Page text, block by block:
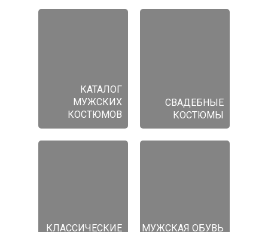
КАТАЛОГ
МУЖСКИХ
КОСТЮМОВ
СВАДЕБНЫЕ
КОСТЮМЫ
КЛАССИЧЕСКИЕ
МУЖСКАЯ ОБУВЬ